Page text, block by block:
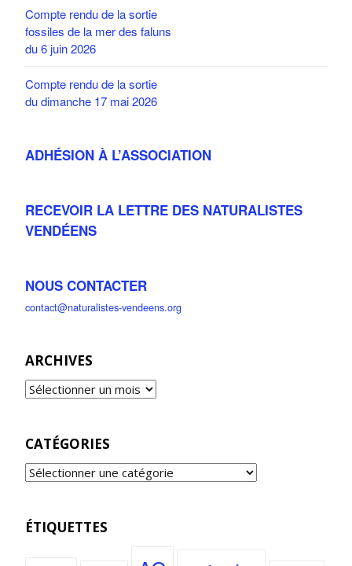
Compte rendu de la sortie
fossiles de la mer des faluns
du 6 juin 2026
Compte rendu de la sortie
du dimanche 17 mai 2026
ADHÉSION À L’ASSOCIATION
RECEVOIR LA LETTRE DES NATURALISTES
VENDÉENS
NOUS CONTACTER
contact@naturalistes-vendeens.org
ARCHIVES
CATÉGORIES
ÉTIQUETTES